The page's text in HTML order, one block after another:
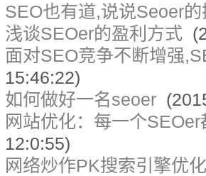
SEO也有道,说说Seoer的
浅谈SEOer的盈利方式
面对SEO竞争不断增强
15:46:22)
如何做好一名seoer
网站优化：每一个
12:0:55)
网络炒作PK搜索引擎优